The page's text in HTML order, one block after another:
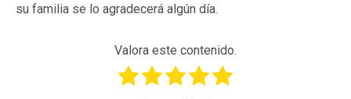
su familia se lo agradecerá algún día.
Valora este contenido.